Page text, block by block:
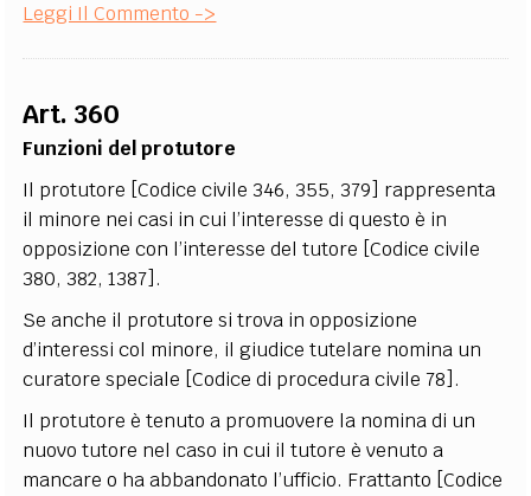
Leggi Il Commento ->
Art. 360
Funzioni del protutore
Il protutore [Codice civile 346, 355, 379] rappresenta
il minore nei casi in cui l’interesse di questo è in
opposizione con l’interesse del tutore [Codice civile
380, 382, 1387].
Se anche il protutore si trova in opposizione
d’interessi col minore, il giudice tutelare nomina un
curatore speciale [Codice di procedura civile 78].
Il protutore è tenuto a promuovere la nomina di un
nuovo tutore nel caso in cui il tutore è venuto a
mancare o ha abbandonato l’ufficio. Frattanto [Codice